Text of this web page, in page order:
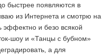
быстрее появляются в
из Интернета и смотрю на
эффектно и безо всякой
шоу и «Танцы с бубном»
а для